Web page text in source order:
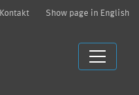
Kontakt Show page in English